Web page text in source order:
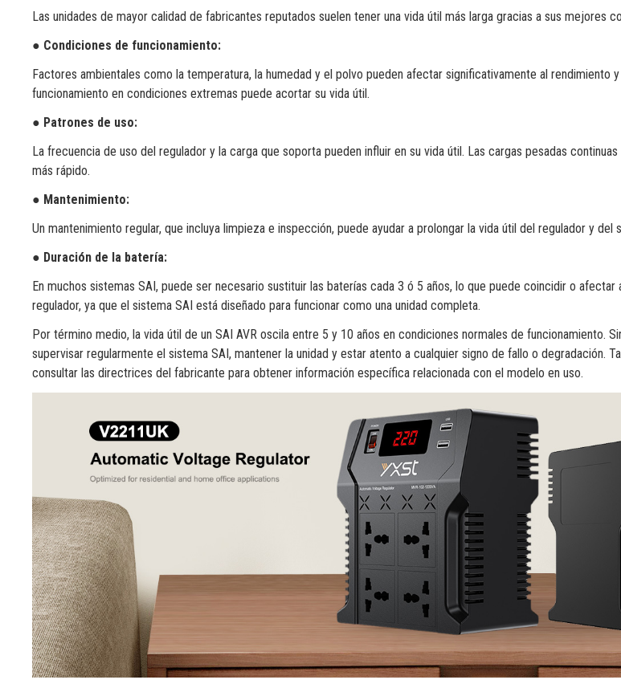
Las unidades de mayor calidad de fabricantes reputados suelen tener una vida útil más larga gracias a sus mejores
● Condiciones de funcionamiento:
Factores ambientales como la temperatura, la humedad y el polvo pueden afectar significativamente al rendimiento
funcionamiento en condiciones extremas puede acortar su vida útil.
● Patrones de uso:
La frecuencia de uso del regulador y la carga que soporta pueden influir en su vida útil. Las cargas pesadas
más rápido.
● Mantenimiento:
Un mantenimiento regular, que incluya limpieza e inspección, puede ayudar a prolongar la vida útil del regulador y del
● Duración de la batería:
En muchos sistemas SAI, puede ser necesario sustituir las baterías cada 3 ó 5 años, lo que puede coincidir o afectar
regulador, ya que el sistema SAI está diseñado para funcionar como una unidad completa.
Por término medio, la vida útil de un SAI AVR oscila entre 5 y 10 años en condiciones normales de funcionamiento.
supervisar regularmente el sistema SAI, mantener la unidad y estar atento a cualquier signo de fallo o degradación.
consultar las directrices del fabricante para obtener información específica relacionada con el modelo en uso.